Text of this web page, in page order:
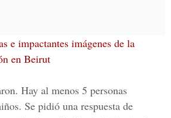
e impactantes imágenes de la
en Beirut
Hay al menos 5 personas
Se pidió una respuesta de